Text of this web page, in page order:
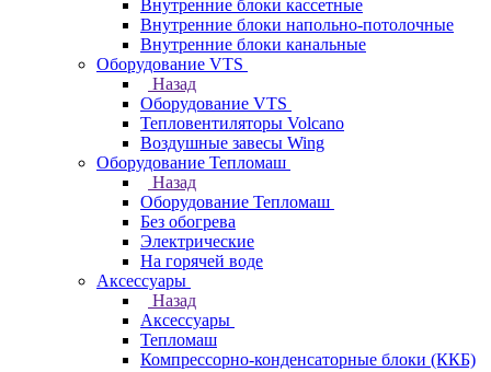
Внутренние блоки кассетные
Внутренние блоки напольно-потолочные
Внутренние блоки канальные
Оборудование VTS
Назад
Оборудование VTS
Тепловентиляторы Volcano
Воздушные завесы Wing
Оборудование Тепломаш
Назад
Оборудование Тепломаш
Без обогрева
Электрические
На горячей воде
Аксессуары
Назад
Аксессуары
Тепломаш
Компрессорно-конденсаторные блоки (ККБ)